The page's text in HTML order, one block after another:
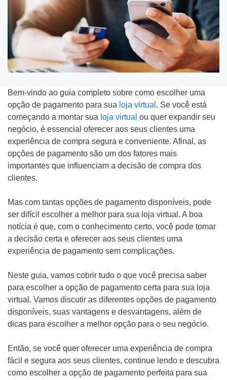
Bem-vindo ao guia completo sobre como escolher uma
opção de pagamento para sua loja virtual . Se você está
começando a montar sua loja virtual ou quer expandir seu
negócio, é essencial oferecer aos seus clientes uma
experiência de compra segura e conveniente. Afinal, as
opções de pagamento são um dos fatores mais
importantes que influenciam a decisão de compra dos
clientes.
Mas com tantas opções de pagamento disponíveis, pode
ser difícil escolher a melhor para sua loja virtual. A boa
notícia é que, com o conhecimento certo, você pode tomar
a decisão certa e oferecer aos seus clientes uma
experiência de pagamento sem complicações.
Neste guia, vamos cobrir tudo o que você precisa saber
para escolher a opção de pagamento certa para sua loja
virtual. Vamos discutir as diferentes opções de pagamento
disponíveis, suas vantagens e desvantagens, além de
dicas para escolher a melhor opção para o seu negócio.
Então, se você quer oferecer uma experiência de compra
fácil e segura aos seus clientes, continue lendo e descubra
como escolher a opção de pagamento perfeita para sua
Criação de Site
Google ADS
Criação de Loja Virtual
Videos Animados
Marketing Digital
Mídias Sociais
Outros